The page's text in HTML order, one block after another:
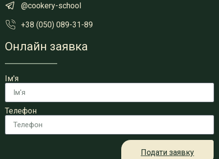
@cookery-school
+38 (050) 089-31-89
Онлайн заявка
Ім'я
Телефон
Подати заявку